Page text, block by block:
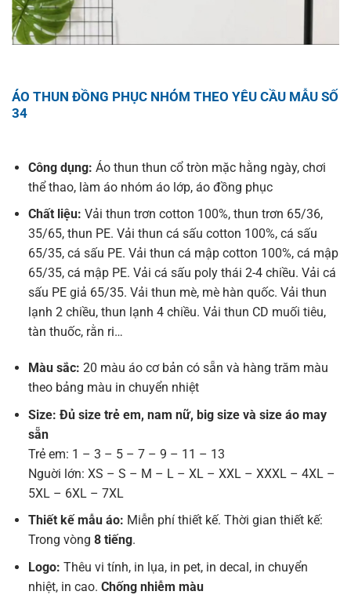
ÁO THUN ĐỒNG PHỤC NHÓM THEO YÊU CẦU MẪU SỐ
34
Công dụng: Áo thun thun cổ tròn mặc hằng ngày, chơi
thể thao, làm áo nhóm áo lớp, áo đồng phục
Chất liệu: Vải thun trơn cotton 100%, thun trơn 65/36,
35/65, thun PE. Vải thun cá sấu cotton 100%, cá sấu
65/35, cá sấu PE. Vải thun cá mập cotton 100%, cá mập
65/35, cá mập PE. Vải cá sấu poly thái 2-4 chiều. Vải cá
sấu PE giả 65/35. Vải thun mè, mè hàn quốc. Vải thun
lạnh 2 chiều, thun lạnh 4 chiều. Vải thun CD muối tiêu,
tàn thuốc, rằn ri…
Màu sắc: 20 màu áo cơ bản có sẵn và hàng trăm màu
theo bảng màu in chuyển nhiệt
Size: Đủ size trẻ em, nam nữ, big size và size áo may
sẵn
Trẻ em: 1 – 3 – 5 – 7 – 9 – 11 – 13
Nguời lớn: XS – S – M – L – XL – XXL – XXXL – 4XL –
5XL – 6XL – 7XL
Thiết kế mẫu áo: Miễn phí thiết kế. Thời gian thiết kế:
Trong vòng 8 tiếng.
Logo: Thêu vi tính, in lụa, in pet, in decal, in chuyển
nhiệt, in cao. Chống nhiễm màu